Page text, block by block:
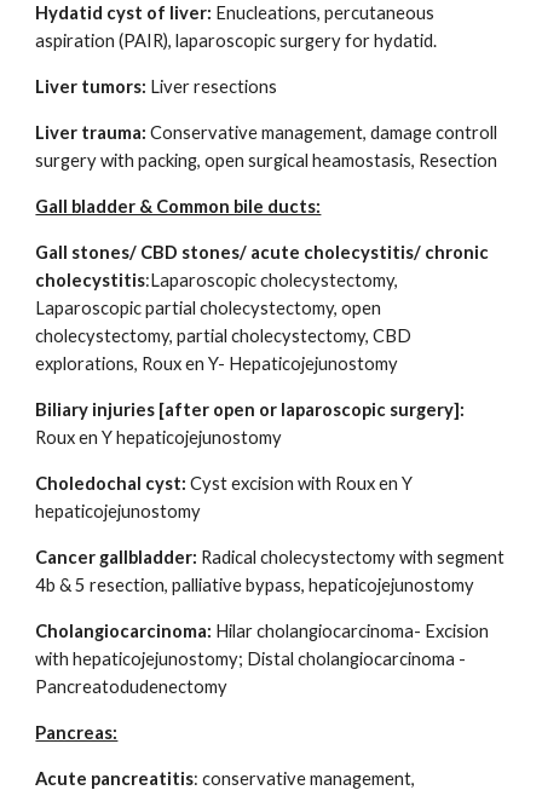
Hydatid cyst of liver: Enucleations, percutaneous
aspiration (PAIR), laparoscopic surgery for hydatid.
Liver tumors: Liver resections
Liver trauma: Conservative management, damage controll
surgery with packing, open surgical heamostasis, Resection
Gall bladder & Common bile ducts:
Gall stones/ CBD stones/ acute cholecystitis/ chronic
cholecystitis:Laparoscopic cholecystectomy,
Laparoscopic partial cholecystectomy, open
cholecystectomy, partial cholecystectomy, CBD
explorations, Roux en Y- Hepaticojejunostomy
Biliary injuries [after open or laparoscopic surgery]:
Roux en Y hepaticojejunostomy
Choledochal cyst: Cyst excision with Roux en Y
hepaticojejunostomy
Cancer gallbladder: Radical cholecystectomy with segment
4b & 5 resection, palliative bypass, hepaticojejunostomy
Cholangiocarcinoma: Hilar cholangiocarcinoma- Excision
with hepaticojejunostomy; Distal cholangiocarcinoma -
Pancreatodudenectomy
Pancreas:
Acute pancreatitis: conservative management,